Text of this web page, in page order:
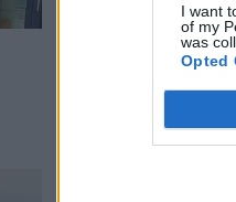
I want
of my
was
Opted
Šiuo metu